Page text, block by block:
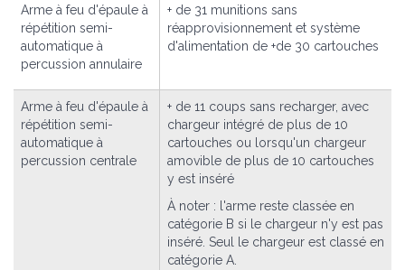
Arme à feu d'épaule à
répétition semi-
automatique à
percussion annulaire
+ de 31 munitions sans
réapprovisionnement et système
d'alimentation de +de 30 cartouches
Arme à feu d'épaule à
répétition semi-
automatique à
percussion centrale
+ de 11 coups sans recharger, avec
chargeur intégré de plus de 10
cartouches ou lorsqu'un chargeur
amovible de plus de 10 cartouches
y est inséré
À noter : l'arme reste classée en
catégorie B si le chargeur n'y est pas
inséré. Seul le chargeur est classé en
catégorie A.